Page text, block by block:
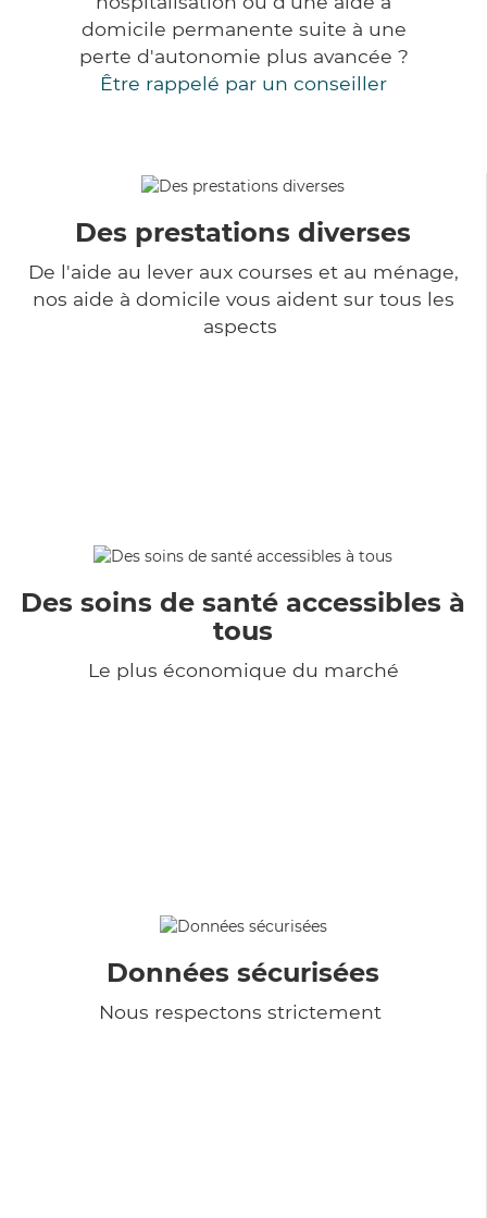
domicile permanente suite à une
perte d'autonomie plus avancée ?
Être rappelé par un conseiller
Des prestations diverses
De l'aide au lever aux courses et au ménage,
nos aide à domicile vous aident sur tous les
aspects
Des soins de santé accessibles à
tous
Le plus économique du marché
Données sécurisées
Nous respectons strictement